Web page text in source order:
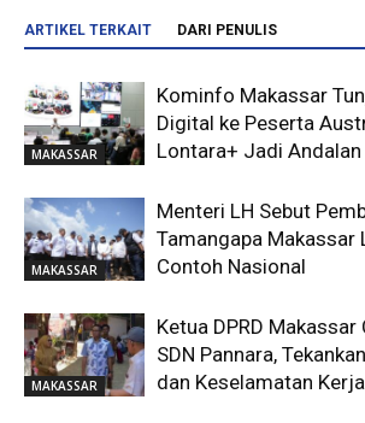
ARTIKEL TERKAIT DARI PENULIS
MAKASSAR
Kominfo Makassar
Digital ke Peserta
Lontara+ Jadi Andalan
MAKASSAR
Menteri LH Sebut
Tamangapa Makassar
Contoh Nasional
MAKASSAR
Ketua DPRD Makassar
SDN Pannara,
dan Keselamatan Kerja